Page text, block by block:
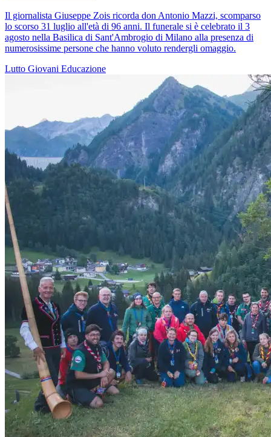
Il giornalista Giuseppe Zois ricorda don Antonio Mazzi, scomparso
lo scorso 31 luglio all'età di 96 anni. Il funerale si è celebrato il 3
agosto nella Basilica di Sant'Ambrogio di Milano alla presenza di
numerosissime persone che hanno voluto rendergli omaggio.
Lutto Giovani Educazione